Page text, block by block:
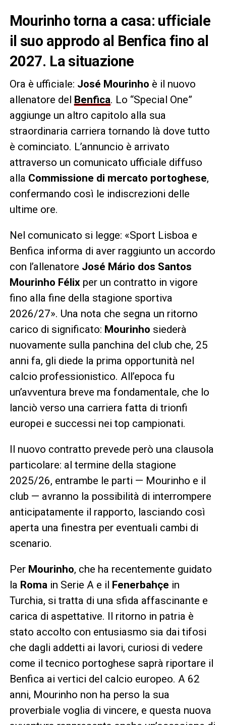
Mourinho torna a casa: ufficiale
il suo approdo al Benfica fino al
2027. La situazione
Ora è ufficiale: José Mourinho è il nuovo
allenatore del Benfica. Lo “Special One”
aggiunge un altro capitolo alla sua
straordinaria carriera tornando là dove tutto
è cominciato. L’annuncio è arrivato
attraverso un comunicato ufficiale diffuso
alla Commissione di mercato portoghese,
confermando così le indiscrezioni delle
ultime ore.
Nel comunicato si legge: «Sport Lisboa e
Benfica informa di aver raggiunto un accordo
con l’allenatore José Mário dos Santos
Mourinho Félix per un contratto in vigore
fino alla fine della stagione sportiva
2026/27». Una nota che segna un ritorno
carico di significato: Mourinho siederà
nuovamente sulla panchina del club che, 25
anni fa, gli diede la prima opportunità nel
calcio professionistico. All’epoca fu
un’avventura breve ma fondamentale, che lo
lanciò verso una carriera fatta di trionfi
europei e successi nei top campionati.
Il nuovo contratto prevede però una clausola
particolare: al termine della stagione
2025/26, entrambe le parti — Mourinho e il
club — avranno la possibilità di interrompere
anticipatamente il rapporto, lasciando così
aperta una finestra per eventuali cambi di
scenario.
Per Mourinho, che ha recentemente guidato
la Roma in Serie A e il Fenerbahçe in
Turchia, si tratta di una sfida affascinante e
carica di aspettative. Il ritorno in patria è
stato accolto con entusiasmo sia dai tifosi
che dagli addetti ai lavori, curiosi di vedere
come il tecnico portoghese saprà riportare il
Benfica ai vertici del calcio europeo. A 62
anni, Mourinho non ha perso la sua
proverbiale voglia di vincere, e questa nuova